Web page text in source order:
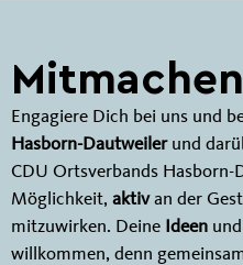
Mitmachen
Engagiere Dich bei uns und
Hasborn-Dautweilerund
CDU Ortsverbands
Möglichkeit, aktivan der
mitzuwirken. Deine Ideen und
willkommen, denn